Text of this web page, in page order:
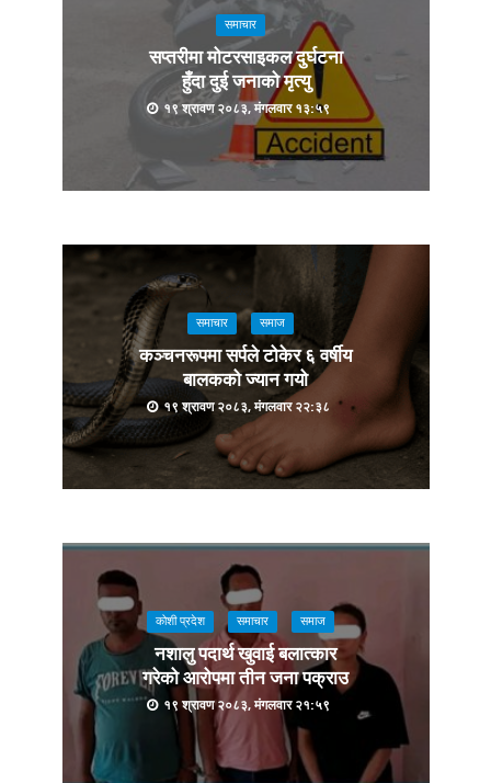
समाचार
सप्तरीमा मोटरसाइकल दुर्घटना
हुँदा दुई जनाको मृत्यु
१९ श्रावण २०८३, मंगलवार १३:५९
समाचार समाज
कञ्चनरूपमा सर्पले टोकेर ६ वर्षीय
बालकको ज्यान गयो
१९ श्रावण २०८३, मंगलवार २२:३८
कोशी प्रदेश समाचार समाज
नशालु पदार्थ खुवाई बलात्कार
गरेको आरोपमा तीन जना पक्राउ
१९ श्रावण २०८३, मंगलवार २१:५९